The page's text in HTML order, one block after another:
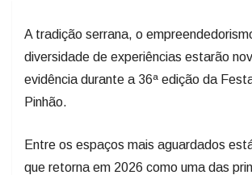
diversidade de experiências estarão
evidência durante a 36ª edição da
Pinhão.
que retorna em 2026 como uma das
atrações do Parque de Exposições